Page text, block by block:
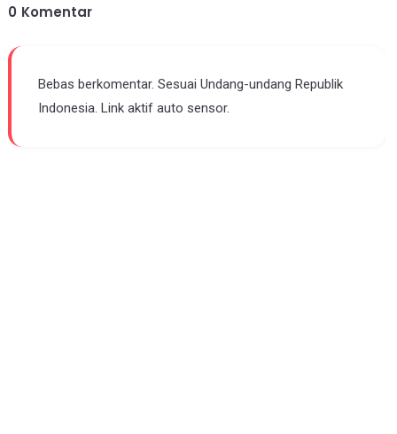
0 Komentar
Bebas berkomentar. Sesuai Undang-undang Republik
Indonesia. Link aktif auto sensor.